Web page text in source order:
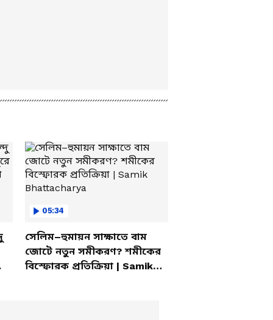
05:34
সেলিম–হুমায়ন সাক্ষাতে বাম
জোটে নতুন সমীকরণ? শমীকের
বিস্ফোরক প্রতিক্রিয়া | Samik